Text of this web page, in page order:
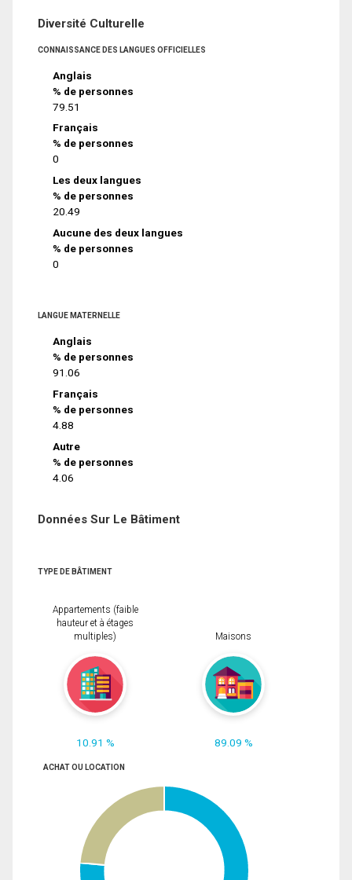
Diversité Culturelle
CONNAISSANCE DES LANGUES OFFICIELLES
Anglais
% de personnes
79.51
Français
% de personnes
0
Les deux langues
% de personnes
20.49
Aucune des deux langues
% de personnes
0
LANGUE MATERNELLE
Anglais
% de personnes
91.06
Français
% de personnes
4.88
Autre
% de personnes
4.06
Données Sur Le Bâtiment
TYPE DE BÂTIMENT
Appartements (faible
hauteur et à étages
multiples)
10.91 %
Maisons
89.09 %
ACHAT OU LOCATION